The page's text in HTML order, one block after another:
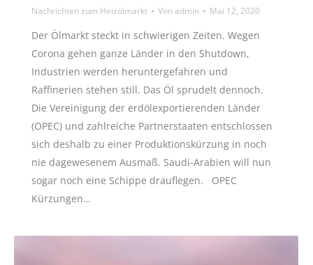
Nachrichten zum Heizölmarkt Vonadmin Mai 12, 2020
Der Ölmarkt steckt in schwierigen Zeiten. Wegen
Corona gehen ganze Länder in den Shutdown,
Industrien werden heruntergefahren und
Raffinerien stehen still. Das Öl sprudelt dennoch.
Die Vereinigung der erdölexportierenden Länder
(OPEC) und zahlreiche Partnerstaaten entschlossen
sich deshalb zu einer Produktionskürzung in noch
nie dagewesenem Ausmaß. Saudi-Arabien will nun
sogar noch eine Schippe drauflegen. OPEC
Kürzungen…